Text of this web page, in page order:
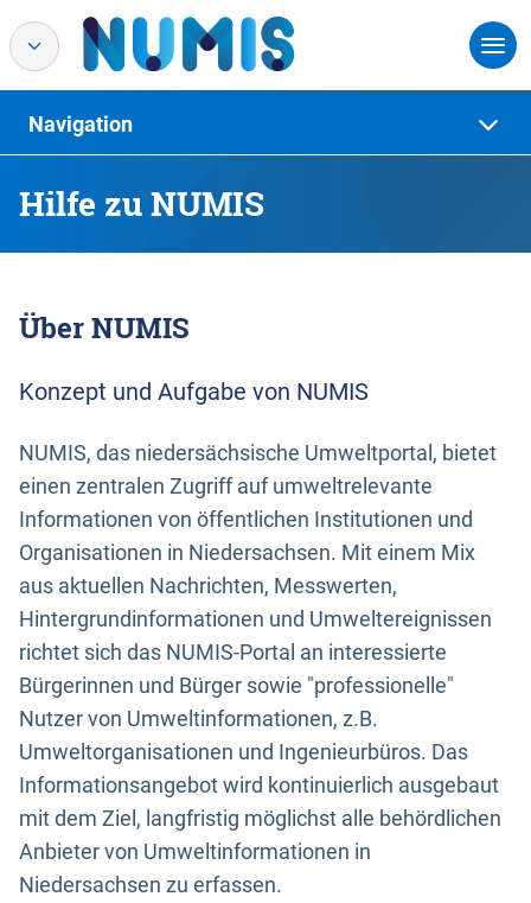
Hilfe zu NUMIS
Navigation
Über NUMIS
Konzept und Aufgabe von NUMIS
NUMIS, das niedersächsische Umweltportal, bietet
einen zentralen Zugriff auf umweltrelevante
Informationen von öffentlichen Institutionen und
Organisationen in Niedersachsen. Mit einem Mix
aus aktuellen Nachrichten, Messwerten,
Hintergrundinformationen und Umweltereignissen
richtet sich das NUMIS-Portal an interessierte
Bürgerinnen und Bürger sowie "professionelle"
Nutzer von Umweltinformationen, z.B.
Umweltorganisationen und Ingenieurbüros. Das
Informationsangebot wird kontinuierlich ausgebaut
mit dem Ziel, langfristig möglichst alle behördlichen
Anbieter von Umweltinformationen in
Niedersachsen zu erfassen.